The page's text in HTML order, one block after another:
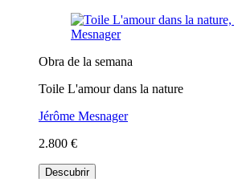
Obra de la semana
Toile L'amour dans la nature
Jérôme Mesnager
2.800 €
Descubrir